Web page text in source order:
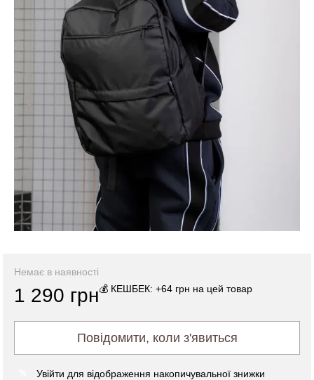
Немає в наявності
1 290 грн💰 КЕШБЕК: +64 грн на цей товар
Повідомити, коли з'явиться
Увійти для відображення накопичувальної знижки